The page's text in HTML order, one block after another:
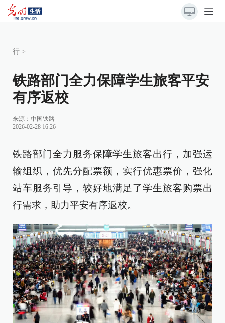
行 >
铁路部门全力保障学生旅客平安
有序返校
来源： 中国铁路
2026-02-28 16:26
铁路部门全力服务保障学生旅客出行，加强运
输组织，优先分配票额，实行优惠票价，强化
站车服务引导，较好地满足了学生旅客购票出
行需求，助力平安有序返校。